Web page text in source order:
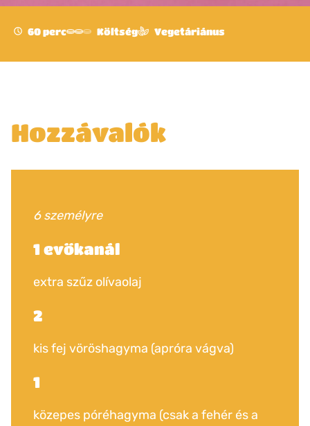
60 perc Költség Vegetáriánus
Hozzávalók
6 személyre
1 evőkanál
extra szűz olívaolaj
2
kis fej vöröshagyma (apróra vágva)
1
közepes póréhagyma (csak a fehér és a